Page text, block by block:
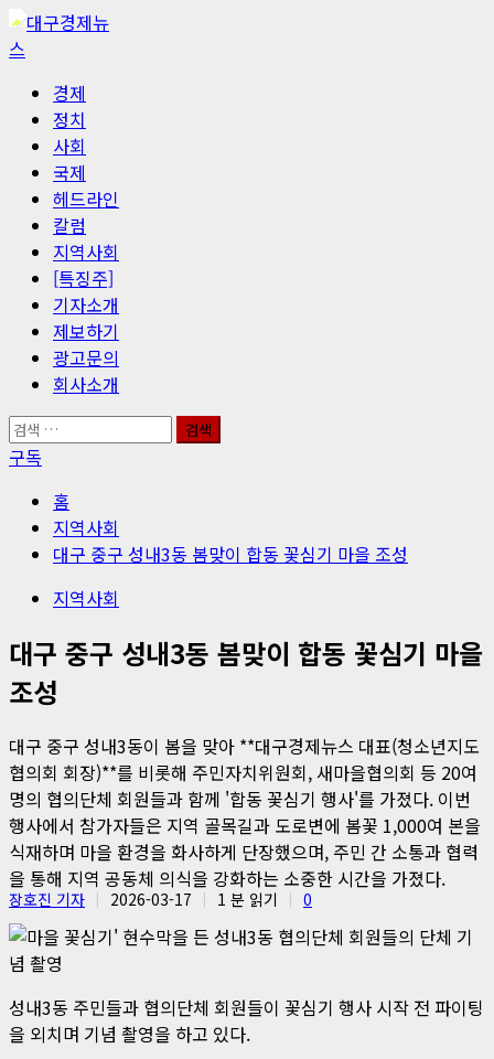
콘
텐
경제
정치
사회
국제
헤드라인
칼럼
지역사회
[특징주]
기자소개
제보하기
광고문의
회사소개
검
색:
구독
홈
지역사회
대구 중구 성내3동 봄맞이 합동 꽃심기 마을 조성
지역사회
대구 중구 성내3동 봄맞이 합동 꽃심기 마을
조성
대구 중구 성내3동이 봄을 맞아 **대구경제뉴스 대표(청소년지도
협의회 회장)**를 비롯해 주민자치위원회, 새마을협의회 등 20여
명의 협의단체 회원들과 함께 '합동 꽃심기 행사'를 가졌다. 이번
행사에서 참가자들은 지역 골목길과 도로변에 봄꽃 1,000여 본을
식재하며 마을 환경을 화사하게 단장했으며, 주민 간 소통과 협력
을 통해 지역 공동체 의식을 강화하는 소중한 시간을 가졌다.
장호진 기자 2026-03-17 1 분 읽기 0
성내3동 주민들과 협의단체 회원들이 꽃심기 행사 시작 전 파이팅
을 외치며 기념 촬영을 하고 있다.